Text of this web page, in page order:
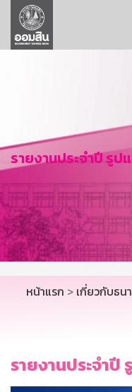
ลูกค้าธุรกิจ
ลูกค้าผู้ประกอบราย
การพัฒนาที่ยั่งยืน
ข่าวสาร
บริการทางการเงิน
อื่นๆ
ติดต่อเรา
บริการออนไลน์
รายงานประจำปี รูป
หน้าแรก > เกี่ยวกับธน
รายงานประจำ